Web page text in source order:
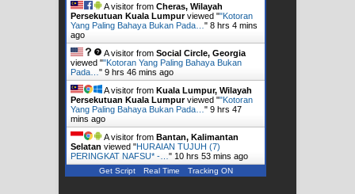
A visitor from Cheras, Wilayah
Persekutuan Kuala Lumpurviewed ""Kotoran
Yang Paling Bahaya Bukan Pada… " 8 hrs 4 mins
ago
A visitor from Social Circle, Georgia
viewed ""Kotoran Yang Paling Bahaya Bukan
Pada… " 9 hrs 46 mins ago
A visitor from Kuala Lumpur, Wilayah
Persekutuan Kuala Lumpurviewed ""Kotoran
Yang Paling Bahaya Bukan Pada… " 9 hrs 47
mins ago
A visitor from Bantan, Kalimantan
Selatan viewed "HURAIAN TUJUH (7)
PERINGKAT NAFSU* -… " 10 hrs 53 mins ago
Get Script Real Time Tracking ON